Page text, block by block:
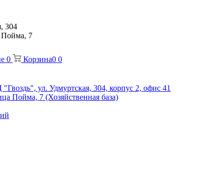
304
Пойма, 7
0 Корзина0 0
ул. Удмуртская, 304, корпус 2, офис 41
Пойма, 7 (Хозяйственная база)